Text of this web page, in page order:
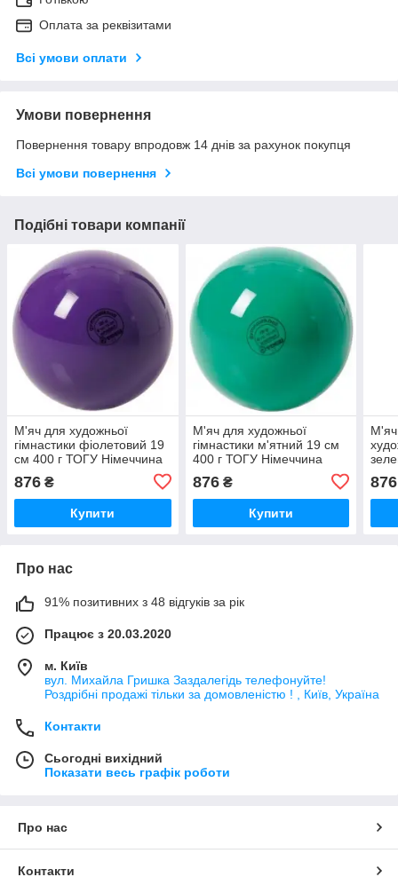
Оплата за реквізитами
Всі умови оплати
Умови повернення
Повернення товару впродовж 14 днів за рахунок покупця
Всі умови повернення
Подібні товари компанії
М'яч для художньої
гімнастики фіолетовий 19
см 400 г ТОГУ Німеччина
876 ₴
Купити
М'яч для художньої
гімнастики м'ятний 19 см
400 г ТОГУ Німеччина
876₴
Купити
М'яч
876
Про нас
91% позитивних з 48 відгуків за рік
Працює з 20.03.2020
м. Київ
вул. Михайла Гришка Заздалегiдь телефонуйте!
Роздрібні продажі тiльки за домовленістю ! , Київ, Україна
Контакти
Сьогодні вихідний
Показати весь графік роботи
Про нас
Контакти